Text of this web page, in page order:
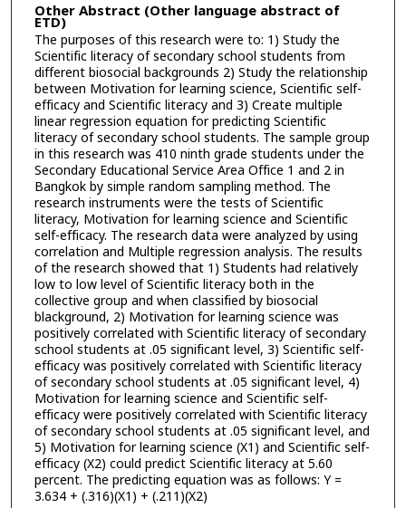
Other Abstract (Other language abstract of
ETD)
The purposes of this research were to: 1) Study the
Scientific literacy of secondary school students from
different biosocial backgrounds 2) Study the relationship
between Motivation for learning science, Scientific self-
efficacy and Scientific literacy and 3) Create multiple
linear regression equation for predicting Scientific
literacy of secondary school students. The sample group
in this research was 410 ninth grade students under the
Secondary Educational Service Area Office 1 and 2 in
Bangkok by simple random sampling method. The
research instruments were the tests of Scientific
literacy, Motivation for learning science and Scientific
self-efficacy. The research data were analyzed by using
correlation and Multiple regression analysis. The results
of the research showed that 1) Students had relatively
low to low level of Scientific literacy both in the
collective group and when classified by biosocial
blackground, 2) Motivation for learning science was
positively correlated with Scientific literacy of secondary
school students at .05 significant level, 3) Scientific self-
efficacy was positively correlated with Scientific literacy
of secondary school students at .05 significant level, 4)
Motivation for learning science and Scientific self-
efficacy were positively correlated with Scientific literacy
of secondary school students at .05 significant level, and
5) Motivation for learning science (X1) and Scientific self-
efficacy (X2) could predict Scientific literacy at 5.60
percent. The predicting equation was as follows: Y =
3.634 + (.316)(X1) + (.211)(X2)